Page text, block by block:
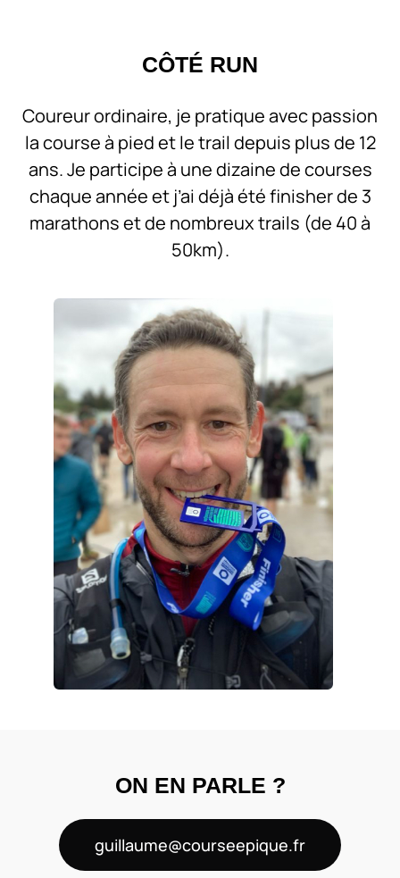
CÔTÉ RUN
Coureur ordinaire, je pratique avec passion
la course à pied et le trail depuis plus de 12
ans. Je participe à une dizaine de courses
chaque année et j’ai déjà été finisher de 3
marathons et de nombreux trails (de 40 à
50km).
ON EN PARLE ?
guillaume@courseepique.fr